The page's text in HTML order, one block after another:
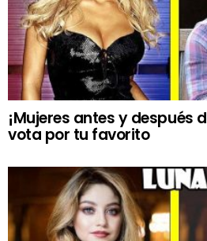
¡Mujeres antes y después
vota por tu favorito